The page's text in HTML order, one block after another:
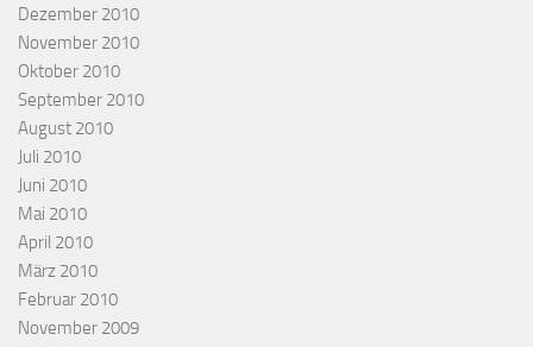
Dezember 2010
November 2010
Oktober 2010
September 2010
August 2010
Juli 2010
Juni 2010
Mai 2010
April 2010
März 2010
Februar 2010
November 2009